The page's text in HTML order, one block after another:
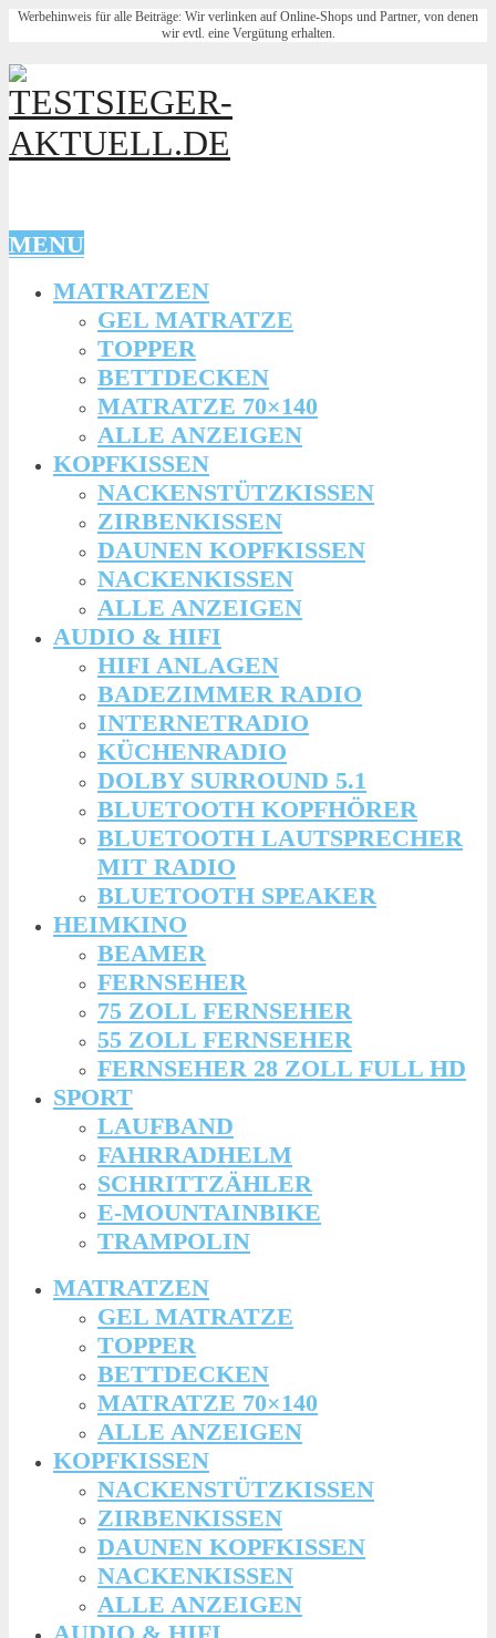
Werbehinweis für alle Beiträge: Wir verlinken auf Online-Shops und Partner, von denen
wir evtl. eine Vergütung erhalten.
MENU
MATRATZEN
GEL MATRATZE
TOPPER
BETTDECKEN
MATRATZE 70×140
ALLE ANZEIGEN
KOPFKISSEN
NACKENSTÜTZKISSEN
ZIRBENKISSEN
DAUNEN KOPFKISSEN
NACKENKISSEN
ALLE ANZEIGEN
AUDIO & HIFI
HIFI ANLAGEN
BADEZIMMER RADIO
INTERNETRADIO
KÜCHENRADIO
DOLBY SURROUND 5.1
BLUETOOTH KOPFHÖRER
BLUETOOTH LAUTSPRECHER
MIT RADIO
BLUETOOTH SPEAKER
HEIMKINO
BEAMER
FERNSEHER
75 ZOLL FERNSEHER
55 ZOLL FERNSEHER
FERNSEHER 28 ZOLL FULL HD
SPORT
LAUFBAND
FAHRRADHELM
SCHRITTZÄHLER
E-MOUNTAINBIKE
TRAMPOLIN
MATRATZEN
GEL MATRATZE
TOPPER
BETTDECKEN
MATRATZE 70×140
ALLE ANZEIGEN
KOPFKISSEN
NACKENSTÜTZKISSEN
ZIRBENKISSEN
DAUNEN KOPFKISSEN
NACKENKISSEN
ALLE ANZEIGEN